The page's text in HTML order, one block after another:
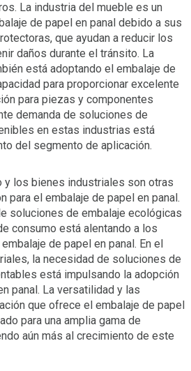
La industria del mueble es un
de papel en panal debido a sus
que ayudan a reducir los
daños durante el tránsito. La
está adoptando el embalaje de
para proporcionar excelente
para piezas y componentes
demanda de soluciones de
en estas industrias está
del segmento de aplicación.
y los bienes industriales son otras
para el embalaje de papel en panal.
soluciones de embalaje ecológicas
consumo está alentando a los
de papel en panal. En el
la necesidad de soluciones de
está impulsando la adopción
panal. La versatilidad y las
que ofrece el embalaje de papel
para una amplia gama de
aún más al crecimiento de este